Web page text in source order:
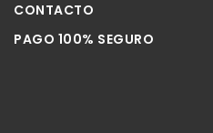
CONTACTO
PAGO 100% SEGURO